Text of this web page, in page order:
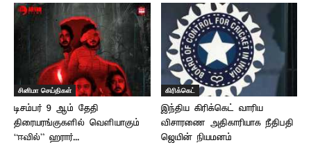
சினிமா செய்திகள்
டிசம்பர் 9 ஆம் தேதி
திரையரங்குகளில் வெளியாகும்
“ஈவில்” ஹரார்...
கிரிக்கெட்
இந்திய கிரிக்கெட் வாரிய
விசாரணை அதிகாரியாக நீதிபதி
ஜெயின் நியமனம்